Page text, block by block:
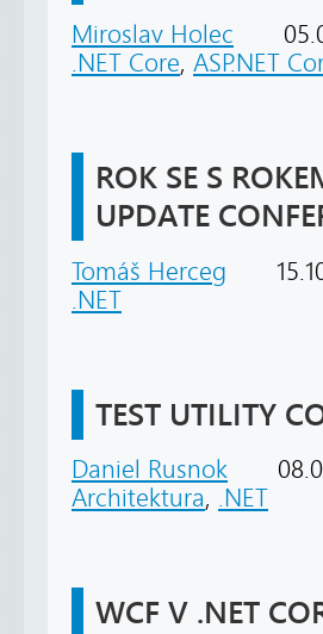
Miroslav Holec
.NET Core, ASP.NET
ROK SE S
UPDATE
Tomáš Herceg
.NET
TEST UTILITY
Daniel Rusnok
Architektura, .NET
WCF V .NET